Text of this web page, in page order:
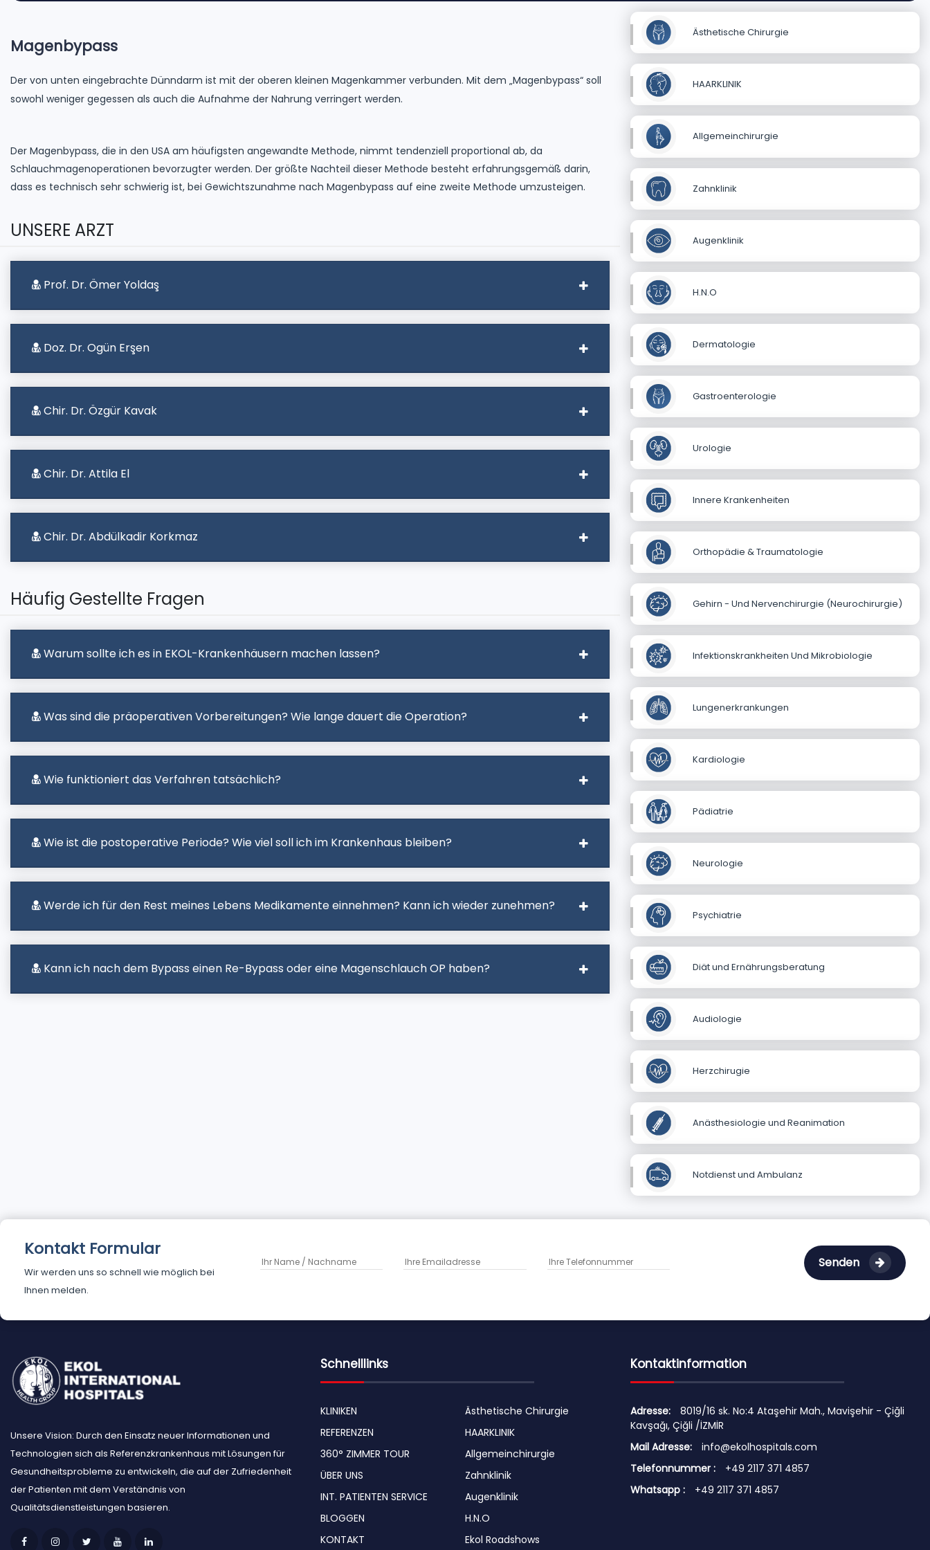
Magenbypass
Der von unten eingebrachte Dünndarm ist mit der oberen kleinen Magenkammer verbunden. Mit dem „Magenbypass“ soll
sowohl weniger gegessen als auch die Aufnahme der Nahrung verringert werden.
Der Magenbypass, die in den USA am häufigsten angewandte Methode, nimmt tendenziell proportional ab, da
Schlauchmagenoperationen bevorzugter werden. Der größte Nachteil dieser Methode besteht erfahrungsgemäß darin,
dass es technisch sehr schwierig ist, bei Gewichtszunahme nach Magenbypass auf eine zweite Methode umzusteigen.
UNSERE ARZT
Prof. Dr. Ömer Yoldaş
Doz. Dr. Ogün Erşen
Chir. Dr. Özgür Kavak
Chir. Dr. Attila El
Chir. Dr. Abdülkadir Korkmaz
Häufig Gestellte Fragen
Warum sollte ich es in EKOL-Krankenhäusern machen lassen?
Was sind die präoperativen Vorbereitungen? Wie lange dauert die Operation?
Wie funktioniert das Verfahren tatsächlich?
Wie ist die postoperative Periode? Wie viel soll ich im Krankenhaus bleiben?
Werde ich für den Rest meines Lebens Medikamente einnehmen? Kann ich wieder zunehmen?
Kann ich nach dem Bypass einen Re-Bypass oder eine Magenschlauch OP haben?
Ästhetische Chirurgie
HAARKLINIK
Allgemeinchirurgie
Zahnklinik
Augenklinik
H.N.O
Dermatologie
Gastroenterologie
Urologie
Innere Krankenheiten
Orthopädie & Traumatologie
Gehirn - Und Nervenchirurgie (Neurochirurgie)
Infektionskrankheiten Und Mikrobiologie
Lungenerkrankungen
Kardiologie
Pädiatrie
Neurologie
Psychiatrie
Diät und Ernährungsberatung
Audiologie
Herzchirugie
Anästhesiologie und Reanimation
Notdienst und Ambulanz
Kontakt Formular
Wir werden uns so schnell wie möglich bei
Ihnen melden.
Senden
Unsere Vision: Durch den Einsatz neuer Informationen und
Technologien sich als Referenzkrankenhaus mit Lösungen für
Gesundheitsprobleme zu entwickeln, die auf der Zufriedenheit
der Patienten mit dem Verständnis von
Qualitätsdienstleistungen basieren.
Schnelllinks
KLINIKEN
REFERENZEN
360° ZIMMER TOUR
ÜBER UNS
INT. PATIENTEN SERVICE
BLOGGEN
KONTAKT
Ästhetische Chirurgie
HAARKLINIK
Allgemeinchirurgie
Zahnklinik
Augenklinik
H.N.O
Ekol Roadshows
Kontaktinformation
Adresse:
8019/16 sk. No:4 Ataşehir Mah., Mavişehir - Çiğli
Kavşağı, Çiğli /İZMİR
Mail Adresse:
info@ekolhospitals.com
Telefonnummer :
+49 2117 371 4857
Whatsapp :
+49 2117 371 4857